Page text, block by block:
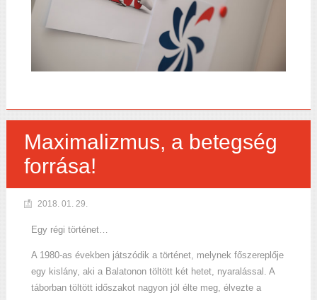
Maximalizmus, a betegség
forrása!
2018. 01. 29.
Egy régi történet…
A 1980-as években játszódik a történet, melynek főszereplője
egy kislány, aki a Balatonon töltött két hetet, nyaralással. A
táborban töltött időszakot nagyon jól élte meg, élvezte a